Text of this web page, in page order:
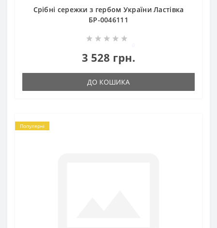
Срібні сережки з гербом України Ластівка
БР-0046111
3 528 грн.
ДО КОШИКА
Популярні